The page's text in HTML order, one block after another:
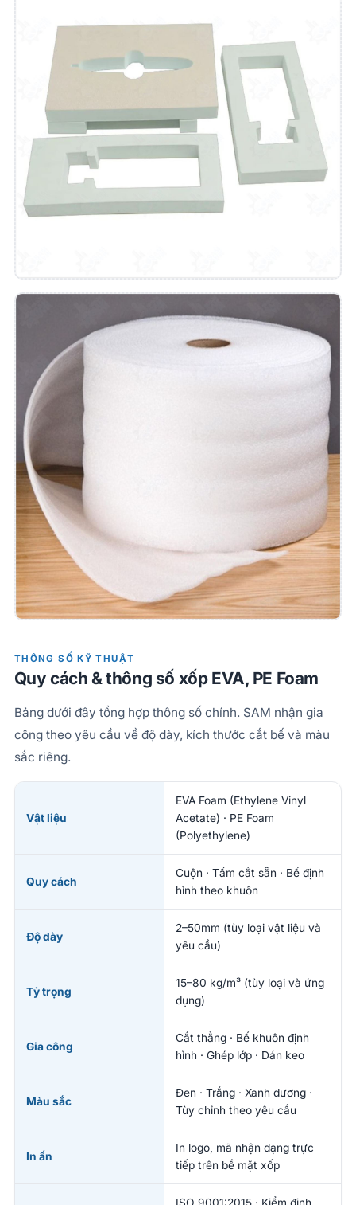
THÔNG SỐ KỸ THUẬT
Quy cách & thông số xốp EVA, PE Foam
Bảng dưới đây tổng hợp thông số chính. SAM nhận gia
công theo yêu cầu về độ dày, kích thước cắt bế và màu
sắc riêng.
Vật liệu
EVA Foam (Ethylene Vinyl
Acetate) · PE Foam
(Polyethylene)
Quy cách
Cuộn · Tấm cắt sẵn · Bế định
hình theo khuôn
Độ dày
2–50mm (tùy loại vật liệu và
yêu cầu)
Tỷ trọng
15–80 kg/m³ (tùy loại và ứng
dụng)
Gia công
Cắt thẳng · Bế khuôn định
hình · Ghép lớp · Dán keo
Màu sắc
Đen · Trắng · Xanh dương ·
Tùy chỉnh theo yêu cầu
In ấn
In logo, mã nhận dạng trực
tiếp trên bề mặt xốp